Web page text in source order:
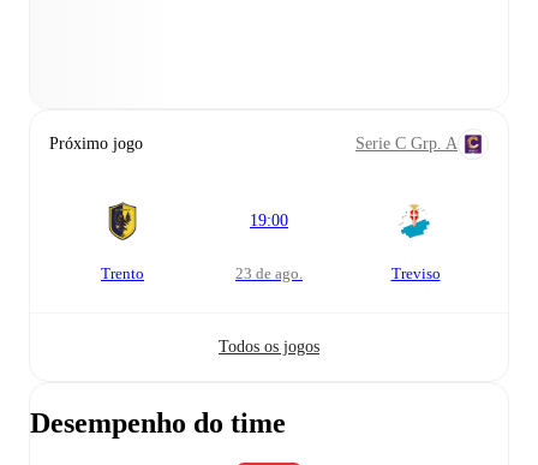
Próximo jogo Serie C Grp. A
Trento
19:00
23 de ago. Treviso
Todos os jogos
Desempenho do time